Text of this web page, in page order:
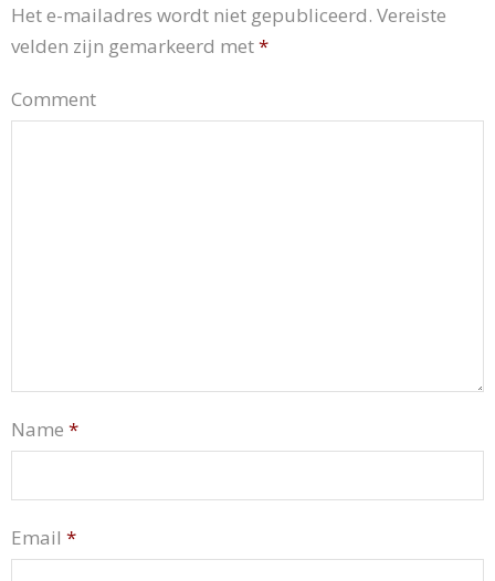
Het e-mailadres wordt niet gepubliceerd. Vereiste
velden zijn gemarkeerd met*
Comment
Name *
Email *